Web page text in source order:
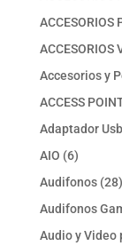
ACCESORIOS
ACCESORIOS
Accesorios y
ACCESS
Adaptador Usb
AIO 66
productos
Audifonos 28
Audifonos
Audio y Video